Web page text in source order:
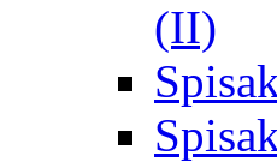
(II)